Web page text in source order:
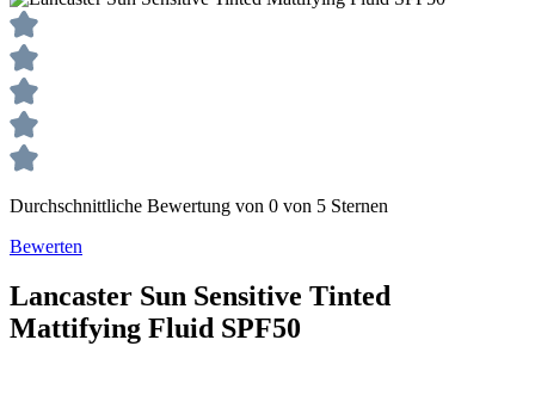
Durchschnittliche Bewertung von 0 von 5 Sternen
Bewerten
Lancaster Sun Sensitive Tinted
Mattifying Fluid SPF50